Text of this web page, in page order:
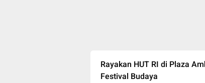
Rayakan HUT RI di Plaza
Festival Budaya